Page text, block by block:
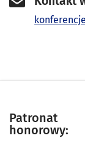
Lista
Patronat
honorowy: